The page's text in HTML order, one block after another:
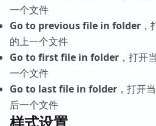
一个文件
Go to previous file in folder
的上一个文件
Go to first file in folder ，打开
一个文件
Go to last file in folder ，打开
后一个文件